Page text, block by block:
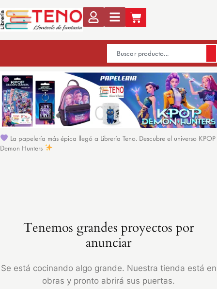
La papelería más épica llegó a Librería Teno. Descubre el universo KPOP
Demon Hunters
Tenemos grandes proyectos por
anunciar
Se está cocinando algo grande. Nuestra tienda está en
obras y pronto abrirá sus puertas.